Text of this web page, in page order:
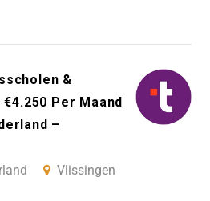
&
Per Maand
–
Vlissingen